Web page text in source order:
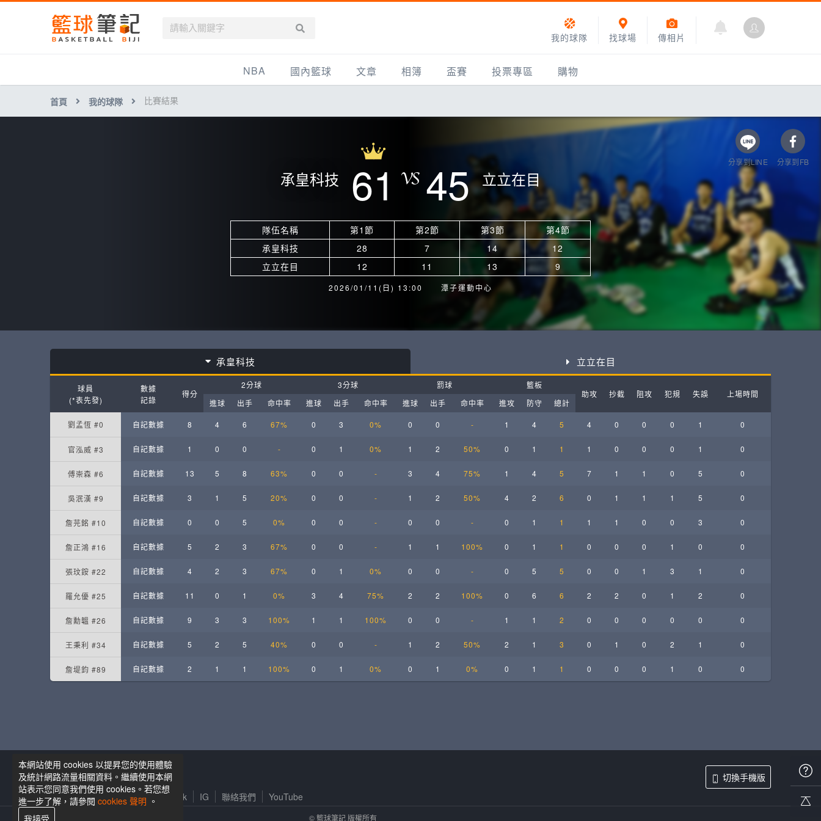
傳相片
找球場
我的球隊
NBA 國內籃球
HBL
文章
產品活動
知識分享
主打專題
相簿
影片專區
盃賽
TYGS籃球聯盟
UBL
SHUBL世新籃球聯盟
SBC輔大超級盃
ELITE週日籃球聯盟
三重女子籃球聯盟
TBSL高中乙組小聯盟
淡水豆花聯盟
EMPOWER引爆運動訓練
月見山Max League
Rise Basketball League
ELITE週日籃球聯盟-中壢場
投票專區 購物
首頁 我的球隊 比賽結果
分享到LINE 分享到FB
承皇科技 61 45 立立在目
隊伍名稱 第1節 第2節 第3節
第4節
承皇科技
28 7 14
12
立立在目
12 11 13 9
2026/01/11(日) 13:00 潭子運動中心
承皇科技 立立在目
球員
(*表先發)
數據
記錄
得分
2分球 3分球 罰球
籃板
助攻
抄截 阻攻 犯規 失誤
上場時間
進球
出手 命中率 進球 出手 命中率 進球 出手 命中率 進攻 防守 總計
劉孟恆 #0 自記數據 8 4 6 67% 0 3 0% 0 0 - 1 4 5 4 0 0 0 1 0
官泓威 #3 自記數據 1 0 0 - 0 1 0% 1 2 50% 0 1 1 1 0 0 0 1 0
傅崇森 #6 自記數據 13 5 8 63% 0 0 - 3 4 75% 1 4 5 7 1 1 0 5 0
吳泯漢 #9 自記數據 3 1 5 20% 0 0 - 1 2 50% 4 2 6 0 1 1 1 5 0
詹芫銘 #10 自記數據 0 0 5 0% 0 0 - 0 0 - 0 1 1 1 1 0 0 3 0
詹正鴻 #16 自記數據 5 2 3 67% 0 0 - 1 1 100% 0 1 1 0 0 0 1 0 0
張玟銨 #22 自記數據 4 2 3 67% 0 1 0% 0 0 - 0 5 5 0 0 1 3 1 0
羅允優 #25 自記數據 11 0 1 0% 3 4 75% 2 2 100% 0 6 6 2 2 0 1 2 0
詹勳韞 #26 自記數據 9 3 3 100% 1 1 100% 0 0 - 1 1 2 0 0 0 0 0 0
王秉利 #34 自記數據 5 2 5 40% 0 0 - 1 2 50% 2 1 3 0 1 0 2 1 0
詹堤鈞 #89 自記數據 2 1 1 100% 0 1 0% 0 1 0% 0 1 1 0 0 0 1 0 0
本網站使用 cookies 以提昇您的使用體驗
及統計網路流量相關資料。繼續使用本網
站表示您同意我們使用 cookies。若您想
進一步了解，請參閱 cookies 聲明 。
我接受
籃球筆記粉絲專頁
服務條款及隱私權政策 Facebook IG 聯絡我們 YouTube
切換手機版
© 籃球筆記 版權所有